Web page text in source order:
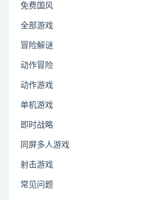
免费国风
全部游戏
冒险解谜
动作冒险
动作游戏
单机游戏
即时战略
同屏多人游戏
射击游戏
常见问题